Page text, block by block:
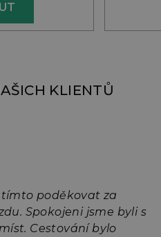
KLIENTŮ
poděkovat za
Spokojeni jsme byli s
Cestování bylo